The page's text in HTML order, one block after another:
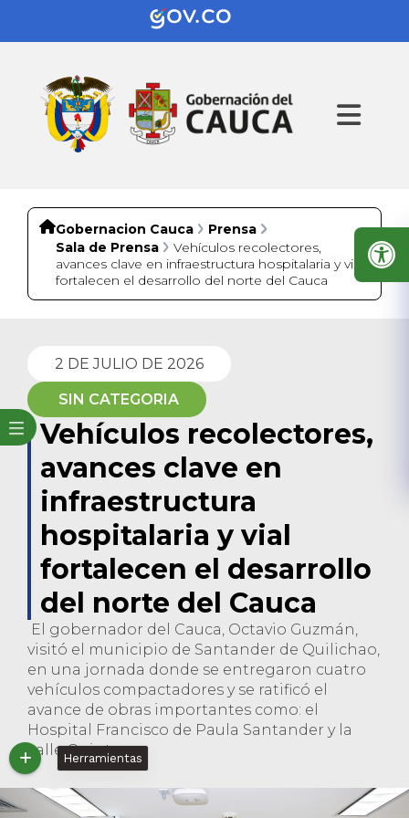
Gobernacion Cauca
Prensa
Sala de Prensa
Vehículos recolectores,
avances clave en infraestructura hospitalaria y vial
fortalecen el desarrollo del norte del Cauca
2 DE JULIO DE 2026
SIN CATEGORIA
Vehículos recolectores,
avances clave en
infraestructura
hospitalaria y vial
fortalecen el desarrollo
del norte del Cauca
El gobernador del Cauca, Octavio Guzmán,
visitó el municipio de Santander de Quilichao,
en una jornada donde se entregaron cuatro
vehículos compactadores y se ratificó el
avance de obras importantes como: el
Hospital Francisco de Paula Santander y la
calle Quinta.
Herramientas